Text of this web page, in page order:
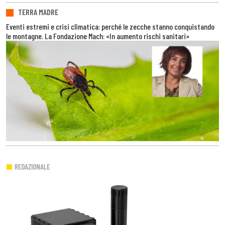
TERRA MADRE
Eventi estremi e crisi climatica: perché le zecche stanno conquistando
le montagne. La Fondazione Mach: «In aumento rischi sanitari»